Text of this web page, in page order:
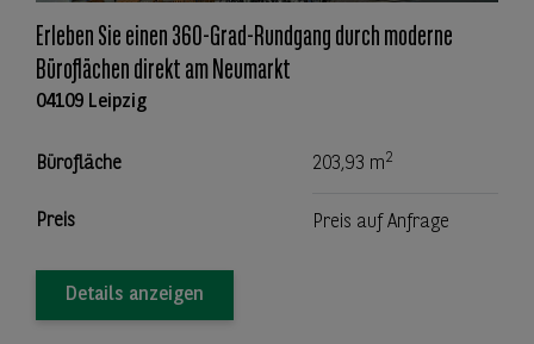
Erleben Sie einen 360-Grad-Rundgang durch moderne
Büroflächen direkt am Neumarkt
04109 Leipzig
Bürofläche 203,93 m2
Preis Preis auf Anfrage
Details anzeigen